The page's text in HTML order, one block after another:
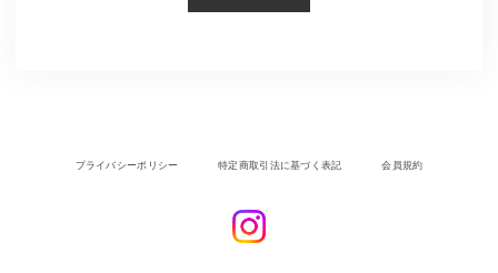
プライバシーポリシー 特定商取引法に基づく表記 会員規約